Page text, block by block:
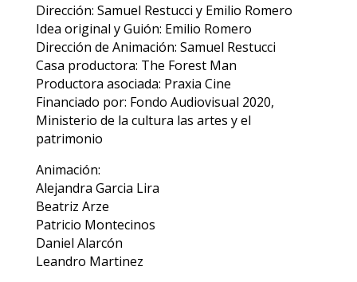
Dirección: Samuel Restucci y Emilio Romero
Idea original y Guión: Emilio Romero
Dirección de Animación: Samuel Restucci
Casa productora: The Forest Man
Productora asociada: Praxia Cine
Financiado por: Fondo Audiovisual 2020,
Ministerio de la cultura las artes y el
patrimonio
Animación:
Alejandra Garcia Lira
Beatriz Arze
Patricio Montecinos
Daniel Alarcón
Leandro Martinez